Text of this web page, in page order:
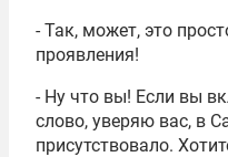
- Так, может, это
проявления!
- Ну что вы! Если вы
слово, уверяю вас, в
присутствовало.